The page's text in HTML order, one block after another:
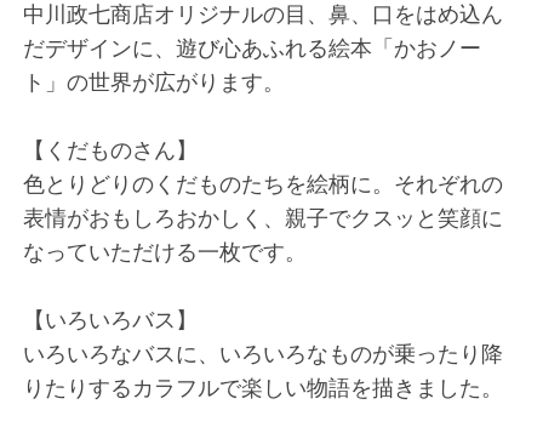
中川政七商店オリジナルの目、鼻、口をはめ込ん
だデザインに、遊び心あふれる絵本「かおノー
ト」の世界が広がります。
【くだものさん】
色とりどりのくだものたちを絵柄に。それぞれの
表情がおもしろおかしく、親子でクスッと笑顔に
なっていただける一枚です。
【いろいろバス】
いろいろなバスに、いろいろなものが乗ったり降
りたりするカラフルで楽しい物語を描きました。